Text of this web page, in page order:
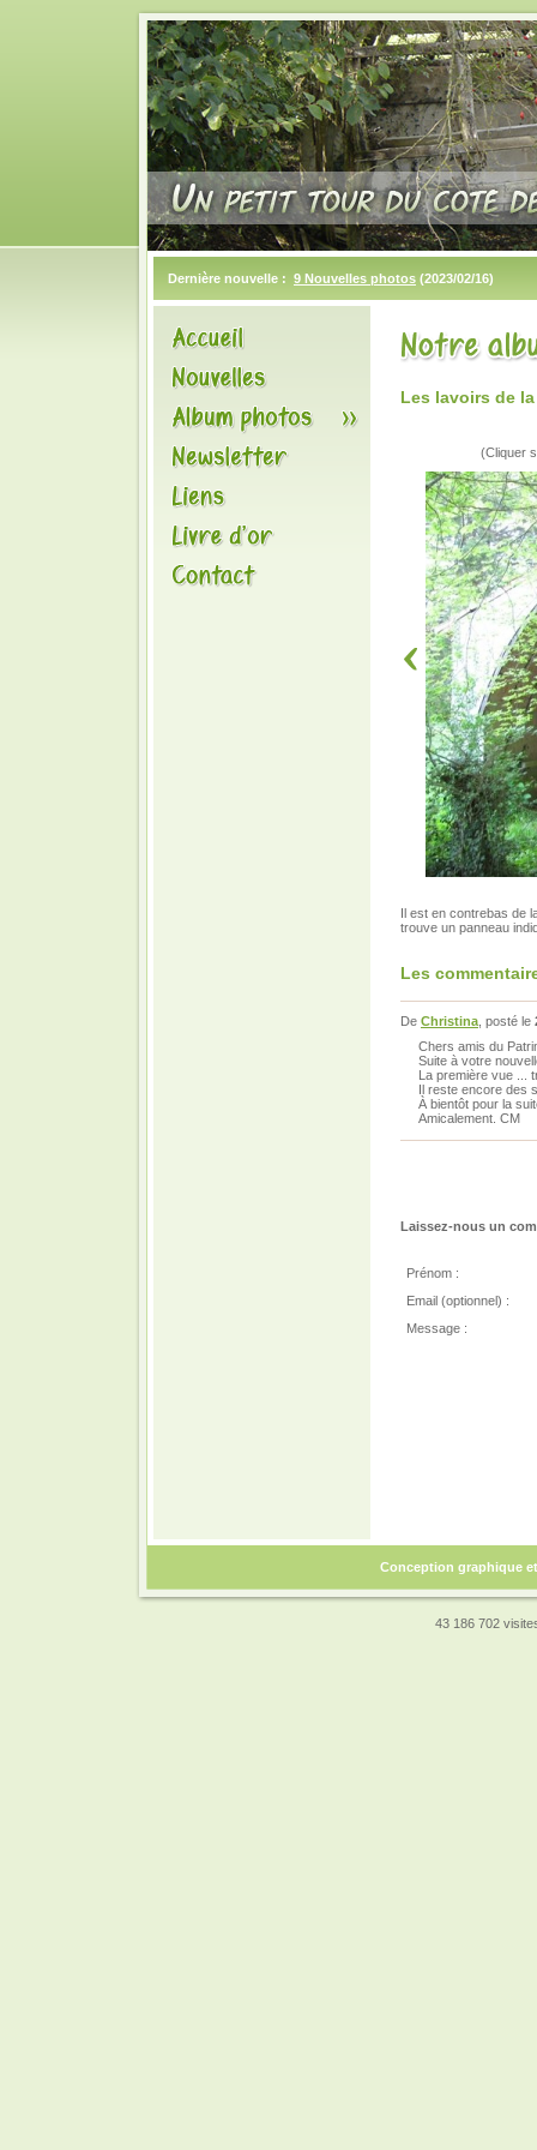
Dernière nouvelle : 9 Nouvelles photos (2023/02/16)
Les lavoirs de
(Cliquer
Il est en contrebas de
trouve un panneau
Les
De Christina , posté le
Chers amis du
Suite à votre
La première vue ...
Il reste encore des
À bientôt pour la
Amicalement. CM
Laissez-nous un
Prénom :
Email (optionnel) :
Message :
Conception graphique
43 186 702